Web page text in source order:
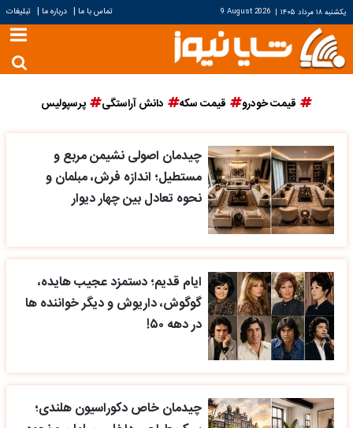
یکشنبه ۱۸ مرداد ۱۴۰۵ |
9 August 2026 تماس با ما | درباره ما | تبلیغات
قیمت خودرو قیمت سکه دانش آراستگی پرسپولیس
چیدمان اصولی نشیمن مربع و
مستطیل؛ اندازه فرش، مبلمان و
نحوه تعادل بین چهار دیوار
ایام قدیم؛ دستمزد عجیب هایده،
گوگوش، داریوش و دیگر خواننده ها
در دهه ۵۰!
چیدمان خاص دکوراسیون هلندی؛